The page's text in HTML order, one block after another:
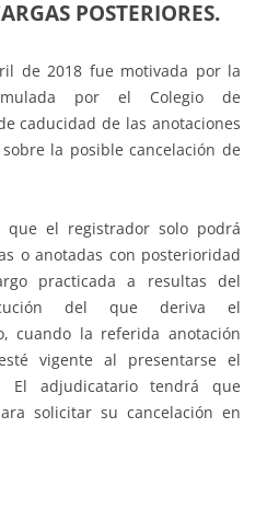
POSTERIORES.
de 2018 fue motivada por la
por el Colegio de
caducidad de las anotaciones
la posible cancelación de
que el registrador solo podrá
o anotadas con posterioridad
practicada a resultas del
del que deriva el
cuando la referida anotación
vigente al presentarse el
El adjudicatario tendrá que
solicitar su cancelación en